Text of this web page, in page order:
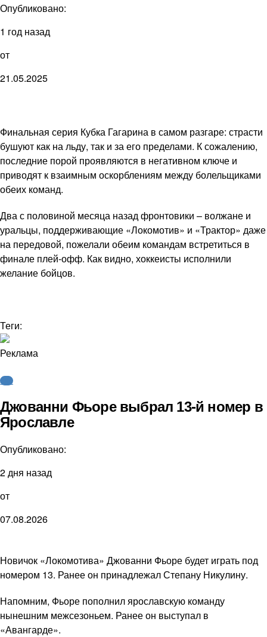
Опубликовано:
1 год назад
от
21.05.2025
Финальная серия Кубка Гагарина в самом разгаре: страсти
бушуют как на льду, так и за его пределами. К сожалению,
последние порой проявляются в негативном ключе и
приводят к взаимным оскорблениям между болельщиками
обеих команд.
Два с половиной месяца назад фронтовики – волжане и
уральцы, поддерживающие «Локомотив» и «Трактор» даже
на передовой, пожелали обеим командам встретиться в
финале плей-офф. Как видно, хоккеисты исполнили
желание бойцов.
Теги:
Реклама
КХЛ
Джованни Фьоре выбрал 13-й номер в
Ярославле
Опубликовано:
2 дня назад
от
07.08.2026
Новичок «Локомотива» Джованни Фьоре будет играть под
номером 13. Ранее он принадлежал Степану Никулину.
Напомним, Фьоре пополнил ярославскую команду
нынешним межсезоньем. Ранее он выступал в
«Авангарде».